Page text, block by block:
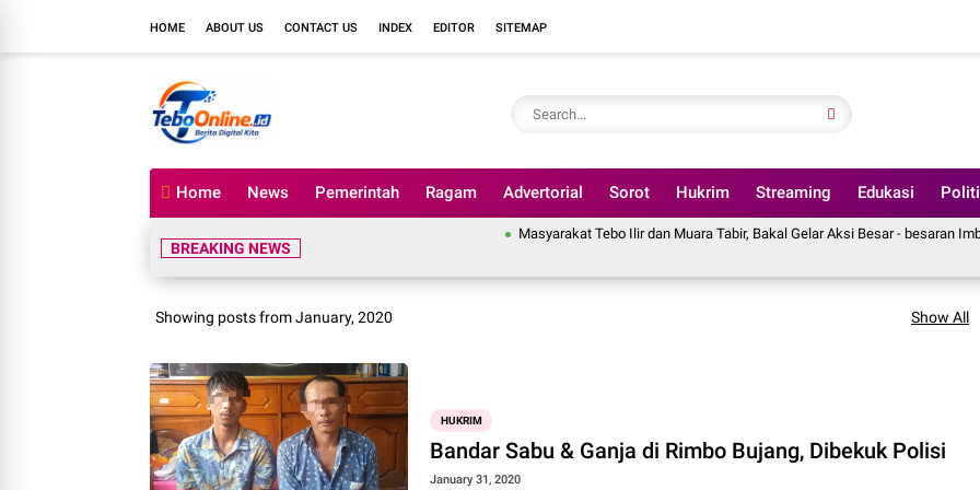
HOME ABOUT US CONTACT US INDEX EDITOR SITEMAP
Home News Pemerintah Ragam Advertorial Sorot Hukrim Streaming Edukasi
BREAKING NEWS
Masyarakat Tebo Ilir dan Muara Tabir, Bakal Gelar Aksi Besar - besaran Imbas Jalan
Showing posts from January, 2020 Show All
HUKRIM
Bandar Sabu & Ganja di Rimbo Bujang, Dibekuk Polisi
January 31, 2020